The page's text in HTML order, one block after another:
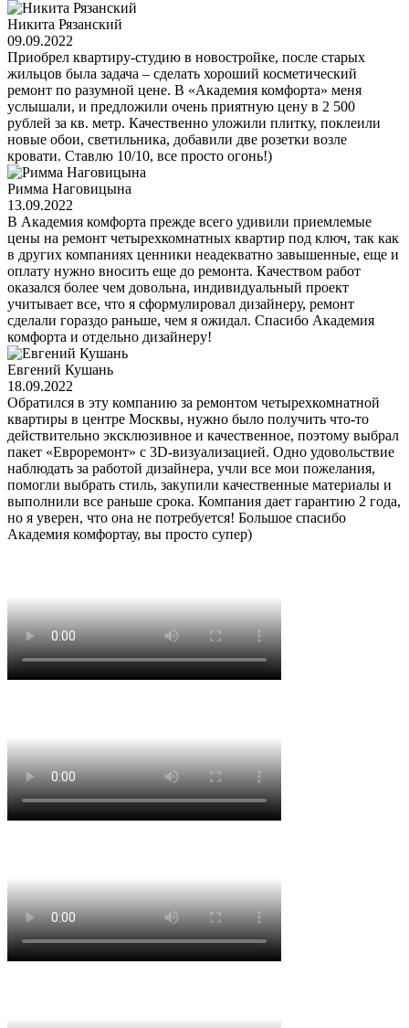
Никита Рязанский
09.09.2022
Приобрел квартиру-студию в новостройке, после старых
жильцов была задача – сделать хороший косметический
ремонт по разумной цене. В «Академия комфорта» меня
услышали, и предложили очень приятную цену в 2 500
рублей за кв. метр. Качественно уложили плитку, поклеили
новые обои, светильника, добавили две розетки возле
кровати. Ставлю 10/10, все просто огонь!)
Римма Наговицына
13.09.2022
В Академия комфорта прежде всего удивили приемлемые
цены на ремонт четырехкомнатных квартир под ключ, так как
в других компаниях ценники неадекватно завышенные, еще и
оплату нужно вносить еще до ремонта. Качеством работ
оказался более чем довольна, индивидуальный проект
учитывает все, что я сформулировал дизайнеру, ремонт
сделали гораздо раньше, чем я ожидал. Спасибо Академия
комфорта и отдельно дизайнеру!
Евгений Кушань
18.09.2022
Обратился в эту компанию за ремонтом четырехкомнатной
квартиры в центре Москвы, нужно было получить что-то
действительно эксклюзивное и качественное, поэтому выбрал
пакет «Евроремонт» с 3D-визуализацией. Одно удовольствие
наблюдать за работой дизайнера, учли все мои пожелания,
помогли выбрать стиль, закупили качественные материалы и
выполнили все раньше срока. Компания дает гарантию 2 года,
но я уверен, что она не потребуется! Большое спасибо
Академия комфортау, вы просто супер)